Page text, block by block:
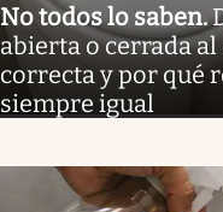
No todos lo saben.
abierta o cerrada
correcta y por qué
siempre igual